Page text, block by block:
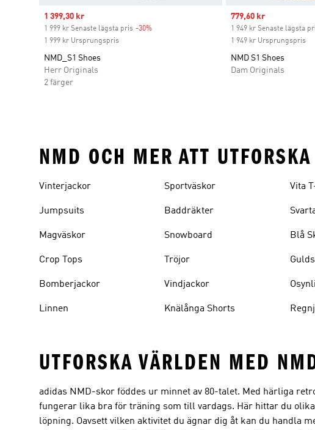
Sale price
1 399,30 kr
1 999 kr Senaste lägsta pris -30%
1 999 kr Ursprungspris
NMD_S1 Shoes
Herr Originals
2 färger
Sale price
779,60 kr
1 949 kr Senaste lägsta
1 949 kr Ursprungspris
NMD S1 Shoes
Dam Originals
NMD OCH MER ATT UTFORSKA
Vinterjackor
Jumpsuits
Magväskor
Crop Tops
Bomberjackor
Linnen
Sportväskor
Baddräkter
Snowboard
Tröjor
Vindjackor
Knälånga Shorts
Vita
Blå
UTFORSKA VÄRLDEN MED
adidas NMD-skor föddes ur minnet av 80-talet. Med härliga
fungerar lika bra för träning som till vardags. Här hittar du
löpning. Oavsett vilken aktivitet du ägnar dig åt kan du handla